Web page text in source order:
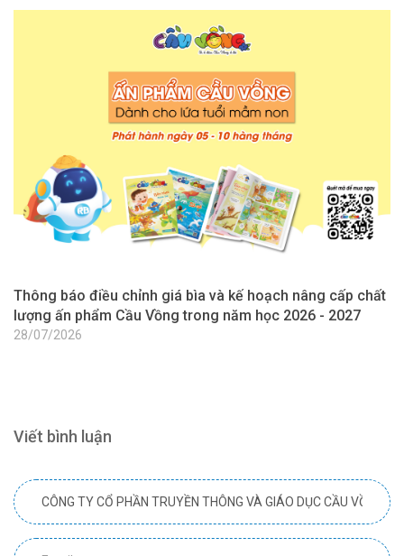
Thông báo điều chỉnh giá bìa và kế hoạch nâng cấp chất
lượng ấn phẩm Cầu Vồng trong năm học 2026 - 2027
28/07/2026
Viết bình luận